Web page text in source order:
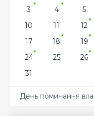
3
4 5
10
11 12
17
18 19
24
25 26
31
День поминання